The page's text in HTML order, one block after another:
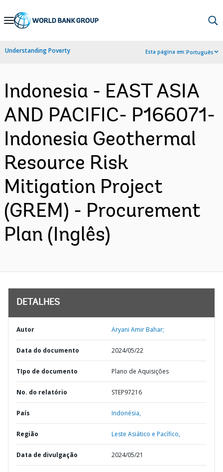
Skip
Navigation
Understanding Poverty Esta página em:Português
Indonesia - EAST ASIA
AND PACIFIC- P166071-
Indonesia Geothermal
Resource Risk
Mitigation Project
(GREM) - Procurement
Plan (Inglês)
DETALHES
Autor Aryani Amir Bahar;
Data do documento 2024/05/22
TIpo de documento Plano de Aquisições
No. do relatório STEP97216
País Indonésia,
Região Leste Asiático e Pacífico,
Data de divulgação 2024/05/21